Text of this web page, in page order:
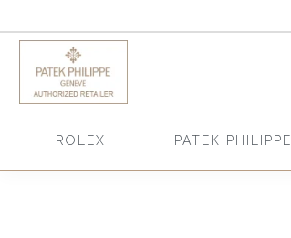
ROLEX PATEK PHILIPPE